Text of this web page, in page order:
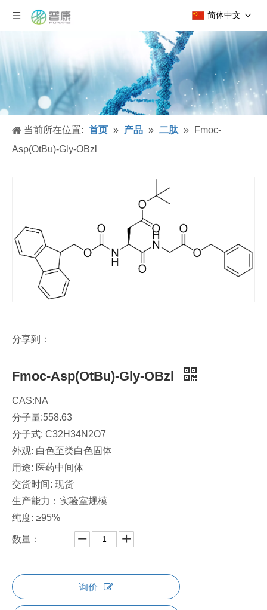
简体中文
当前所在位置: 首页 » 产品 » 二肽 »
Fmoc-
Asp(OtBu)-Gly-OBzl
分享到：
Fmoc-Asp(OtBu)-Gly-OBzl
CAS:NA
分子量:558.63
分子式: C32H34N2O7
外观: 白色至类白色固体
用途: 医药中间体
交货时间: 现货
生产能力：实验室规模
纯度: ≥95%
数量：
询价